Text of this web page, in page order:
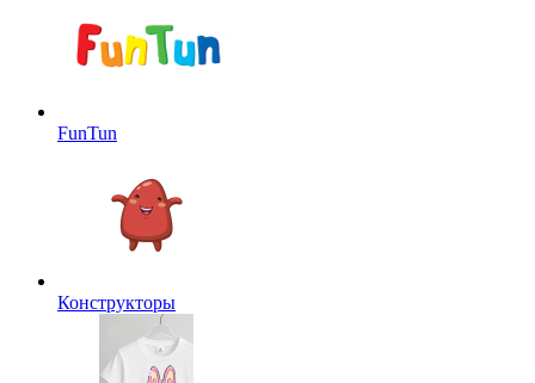
FunTun
Конструкторы